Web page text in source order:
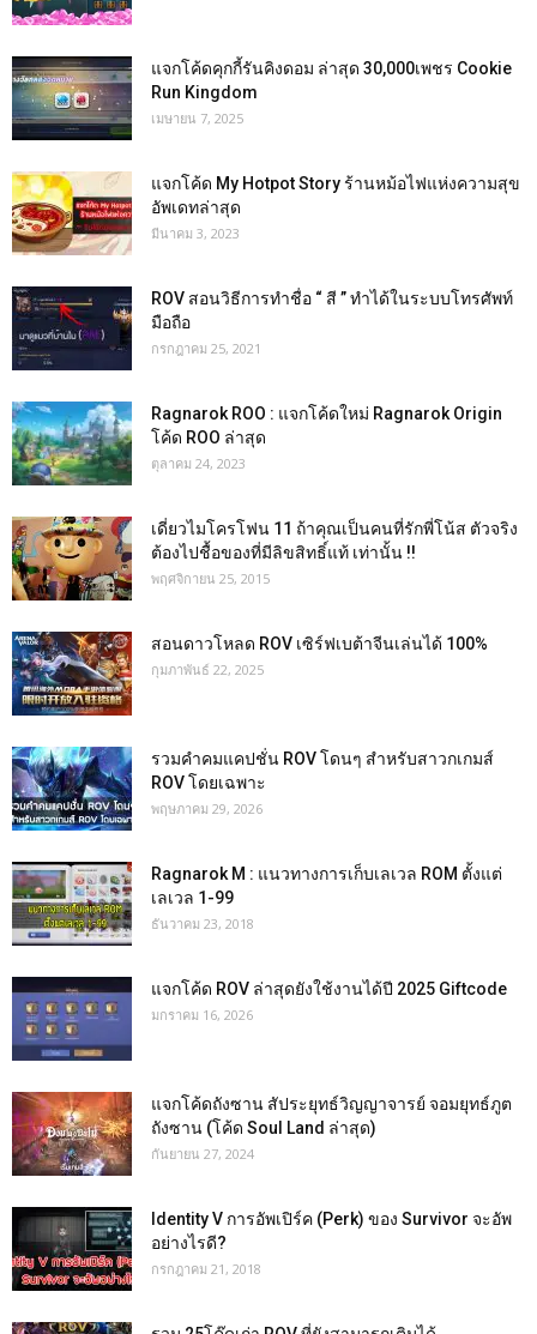
แจกโค้ดคุกกี้รันคิงดอม ล่าสุด 30,000เพชร Cookie
Run Kingdom
เมษายน 7, 2025
แจกโค้ด My Hotpot Story ร้านหม้อไฟแห่งความสุข
อัพเดทล่าสุด
มีนาคม 3, 2023
ROV สอนวิธีการทำชื่อ “ สี ” ทำได้ในระบบโทรศัพท์
มือถือ
กรกฎาคม 25, 2021
Ragnarok ROO : แจกโค้ดใหม่ Ragnarok Origin
โค้ด ROO ล่าสุด
ตุลาคม 24, 2023
เดี่ยวไมโครโฟน 11 ถ้าคุณเป็นคนที่รักพี่โน้ส ตัวจริง
ต้องไปชื้อของที่มีลิขสิทธิ์แท้ เท่านั้น !!
พฤศจิกายน 25, 2015
สอนดาวโหลด ROV เซิร์ฟเบต้าจีนเล่นได้ 100%
กุมภาพันธ์ 22, 2025
รวมคำคมแคปชั่น ROV โดนๆ สำหรับสาวกเกมส์
ROV โดยเฉพาะ
พฤษภาคม 29, 2026
Ragnarok M : แนวทางการเก็บเลเวล ROM ตั้งแต่
เลเวล 1-99
ธันวาคม 23, 2018
แจกโค้ด ROV ล่าสุดยังใช้งานได้ปี 2025 Giftcode
มกราคม 16, 2026
แจกโค้ดถังซาน สัประยุทธ์วิญญาจารย์ จอมยุทธ์ภูต
ถังซาน (โค้ด Soul Land ล่าสุด)
กันยายน 27, 2024
Identity V การอัพเปิร์ค (Perk) ของ Survivor จะอัพ
อย่างไรดี?
กรกฎาคม 21, 2018